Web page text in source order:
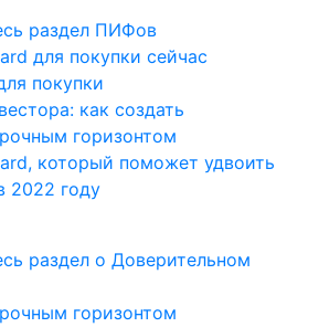
для покупки сейчас
покупки
как создать
горизонтом
который поможет удвоить
2022 году
горизонтом